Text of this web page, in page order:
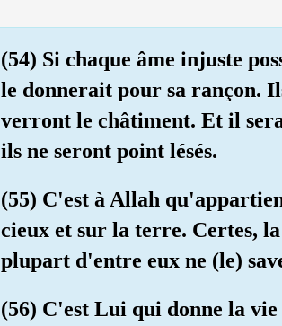
(54) Si chaque âme injuste
le donnerait pour sa rançon.
verront le châtiment. Et il
ils ne seront point lésés.
(55) C'est à Allah
cieux et sur la terre. Certes,
plupart d'entre eux ne (le)
(56) C'est Lui qui donne la